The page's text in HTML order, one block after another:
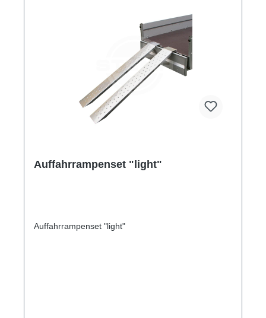
Auffahrrampenset "light"
Auffahrrampenset "light"